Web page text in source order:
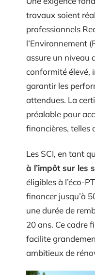
travaux soient
professionnels
l’Environnement
assure un niveau
conformité élevé,
garantir les
attendues. La
préalable pour
financières, telles
Les SCI, en tant
à l’impôt sur les
éligibles à l’éco-
financer jusqu’à
une durée de
20 ans. Ce cadre
facilite
ambitieux de